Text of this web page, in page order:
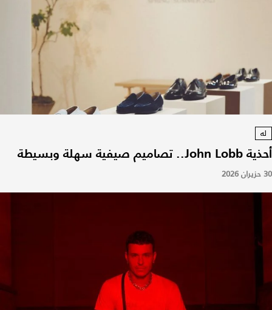
له
أحذية John Lobb.. تصاميم صيفية سهلة وبسيطة
30 حزيران 2026